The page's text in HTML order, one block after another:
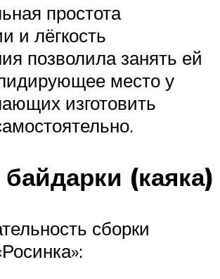
простота
и лёгкость
позволила занять ей
место у
изготовить
(каяка)
сборки